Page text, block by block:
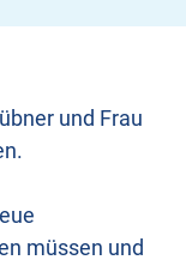
und Frau
müssen und